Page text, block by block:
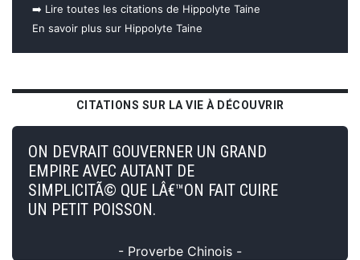
➡️ Lire toutes les citations de Hippolyte Taine
En savoir plus sur Hippolyte Taine
CITATIONS SUR LA VIE À DÉCOUVRIR
ON DEVRAIT GOUVERNER UN GRAND
EMPIRE AVEC AUTANT DE
SIMPLICITÃ© QUE LÂ€™ON FAIT CUIRE
UN PETIT POISSON.
- Proverbe Chinois -